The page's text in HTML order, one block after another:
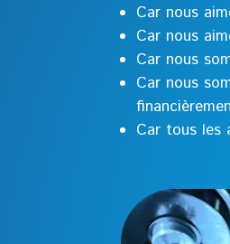
Car nous
Car nous
Car nous
Car nous
Car tous les